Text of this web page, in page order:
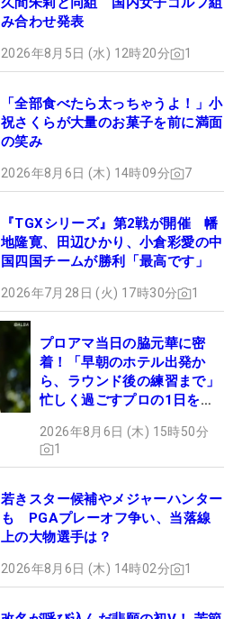
み合わせ発表
2026年8月5日 (水) 12時20分 1
「全部食べたら太っちゃうよ！」小
祝さくらが大量のお菓子を前に満面
の笑み
2026年8月6日 (木) 14時09分 7
『TGXシリーズ』第2戦が開催 幡
地隆寛、田辺ひかり、小倉彩愛の中
国四国チームが勝利「最高です」
2026年7月28日 (火) 17時30分 1
プロアマ当日の脇元華に密
着！「早朝のホテル出発か
ら、ラウンド後の練習まで」
忙しく過ごすプロの1日を公
2026年8月6日 (木) 15時50分
1
若きスター候補やメジャーハンター
も PGAプレーオフ争い、当落線
上の大物選手は？
2026年8月6日 (木) 14時02分 1